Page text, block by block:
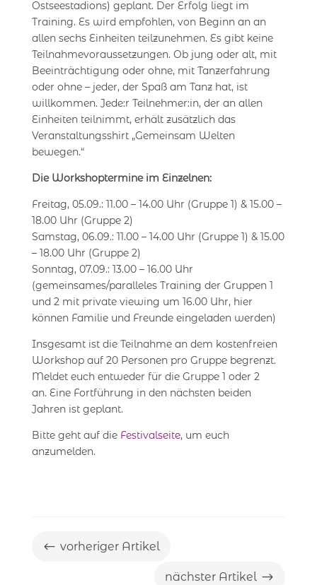
Ostseestadions) geplant. Der Erfolg liegt im
Training. Es wird empfohlen, von Beginn an an
allen sechs Einheiten teilzunehmen. Es gibt keine
Teilnahmevoraussetzungen. Ob jung oder alt, mit
Beeinträchtigung oder ohne, mit Tanzerfahrung
oder ohne – jeder, der Spaß am Tanz hat, ist
willkommen. Jede:r Teilnehmer:in, der an allen
Einheiten teilnimmt, erhält zusätzlich das
Veranstaltungsshirt „Gemeinsam Welten
bewegen.“
Die Workshoptermine im Einzelnen:
Freitag, 05.09.: 11.00 – 14.00 Uhr (Gruppe 1) & 15.00 –
18.00 Uhr (Gruppe 2)
Samstag, 06.09.: 11.00 – 14.00 Uhr (Gruppe 1) & 15.00
– 18.00 Uhr (Gruppe 2)
Sonntag, 07.09.: 13.00 – 16.00 Uhr
(gemeinsames/paralleles Training der Gruppen 1
und 2 mit private viewing um 16.00 Uhr, hier
können Familie und Freunde eingeladen werden)
Insgesamt ist die Teilnahme an dem kostenfreien
Workshop auf 20 Personen pro Gruppe begrenzt.
Meldet euch entweder für die Gruppe 1 oder 2
an. Eine Fortführung in den nächsten beiden
Jahren ist geplant.
Bitte geht auf die Festivalseite, um euch
anzumelden.
# vorheriger Artikel
nächster Artikel $